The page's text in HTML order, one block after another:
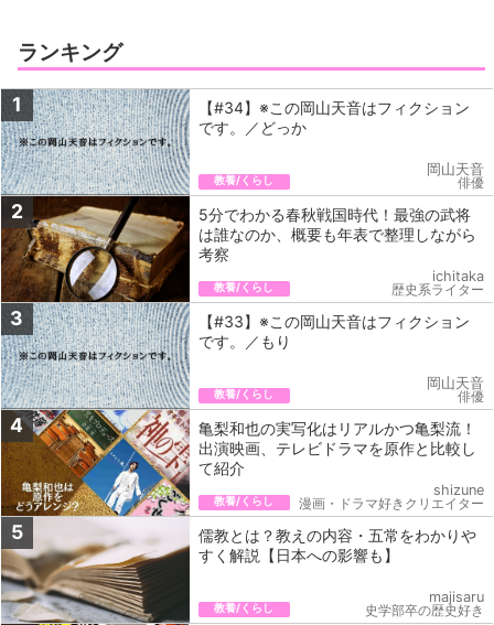
ランキング
1
【#34】※この岡山天音はフィクション
です。／どっか
教養/くらし
岡山天音
俳優
2
5分でわかる春秋戦国時代！最強の武将
は誰なのか、概要も年表で整理しながら
考察
教養/くらし
ichitaka
歴史系ライター
3
【#33】※この岡山天音はフィクション
です。／もり
教養/くらし
岡山天音
俳優
4
亀梨和也の実写化はリアルかつ亀梨流！
出演映画、テレビドラマを原作と比較し
て紹介
教養/くらし
shizune
漫画・ドラマ好きクリエイター
5
儒教とは？教えの内容・五常をわかりや
すく解説【日本への影響も】
教養/くらし
majisaru
史学部卒の歴史好き